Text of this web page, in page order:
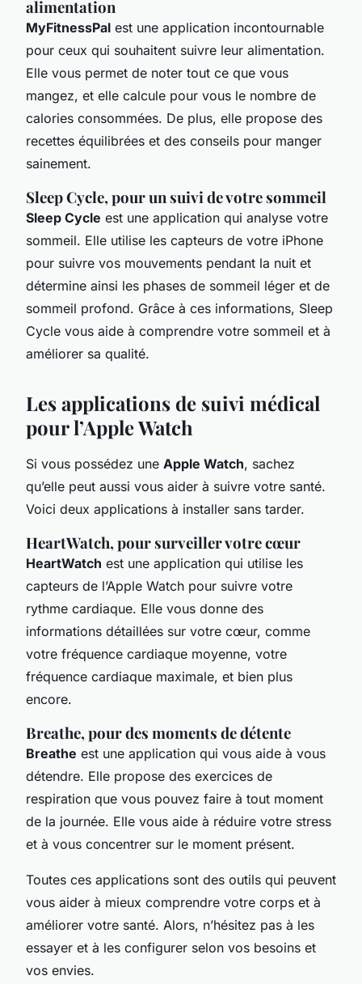
alimentation
MyFitnessPal est une application incontournable
pour ceux qui souhaitent suivre leur alimentation.
Elle vous permet de noter tout ce que vous
mangez, et elle calcule pour vous le nombre de
calories consommées. De plus, elle propose des
recettes équilibrées et des conseils pour manger
sainement.
Sleep Cycle, pour un suivi de votre sommeil
Sleep Cycle est une application qui analyse votre
sommeil. Elle utilise les capteurs de votre iPhone
pour suivre vos mouvements pendant la nuit et
détermine ainsi les phases de sommeil léger et de
sommeil profond. Grâce à ces informations, Sleep
Cycle vous aide à comprendre votre sommeil et à
améliorer sa qualité.
Les applications de suivi médical
pour l’Apple Watch
Si vous possédez une Apple Watch, sachez
qu’elle peut aussi vous aider à suivre votre santé.
Voici deux applications à installer sans tarder.
HeartWatch, pour surveiller votre cœur
HeartWatch est une application qui utilise les
capteurs de l’Apple Watch pour suivre votre
rythme cardiaque. Elle vous donne des
informations détaillées sur votre cœur, comme
votre fréquence cardiaque moyenne, votre
fréquence cardiaque maximale, et bien plus
encore.
Breathe, pour des moments de détente
Breathe est une application qui vous aide à vous
détendre. Elle propose des exercices de
respiration que vous pouvez faire à tout moment
de la journée. Elle vous aide à réduire votre stress
et à vous concentrer sur le moment présent.
Toutes ces applications sont des outils qui peuvent
vous aider à mieux comprendre votre corps et à
améliorer votre santé. Alors, n’hésitez pas à les
essayer et à les configurer selon vos besoins et
vos envies.